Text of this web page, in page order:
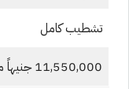
تشطيب كامل
11,550,000 جنيهاً مصريا